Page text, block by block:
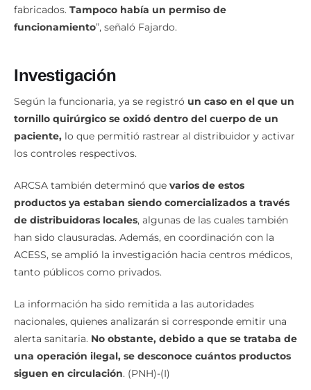
fabricados. Tampoco había un permiso de
funcionamiento”, señaló Fajardo.
Investigación
Según la funcionaria, ya se registró un caso en el que un
tornillo quirúrgico se oxidó dentro del cuerpo de un
paciente, lo que permitió rastrear al distribuidor y activar
los controles respectivos.
ARCSA también determinó que varios de estos
productos ya estaban siendo comercializados a través
de distribuidoras locales, algunas de las cuales también
han sido clausuradas. Además, en coordinación con la
ACESS, se amplió la investigación hacia centros médicos,
tanto públicos como privados.
La información ha sido remitida a las autoridades
nacionales, quienes analizarán si corresponde emitir una
alerta sanitaria. No obstante, debido a que se trataba de
una operación ilegal, se desconoce cuántos productos
siguen en circulación. (PNH)-(I)